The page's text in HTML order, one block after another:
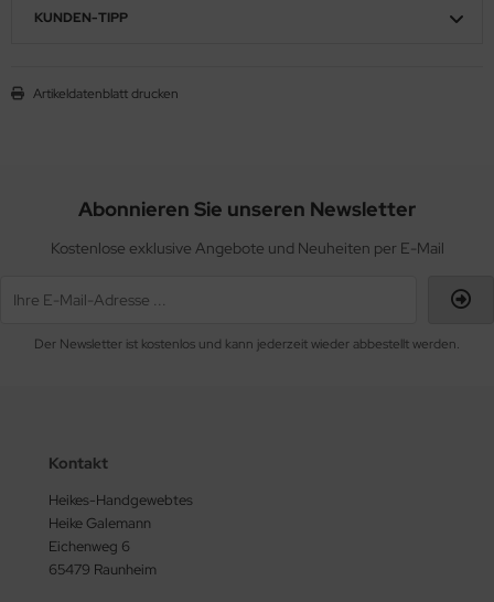
KUNDEN-TIPP
Artikeldatenblatt drucken
Abonnieren Sie unseren Newsletter
Kostenlose exklusive Angebote und Neuheiten per E-Mail
Der Newsletter ist kostenlos und kann jederzeit wieder abbestellt werden.
Kontakt
Heikes-Handgewebtes
Heike Galemann
Eichenweg 6
65479 Raunheim